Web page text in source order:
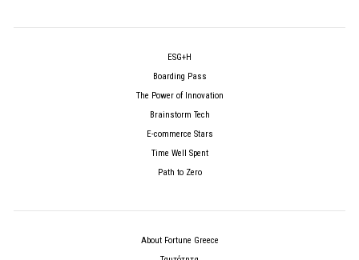
ESG+H
Boarding Pass
The Power of Innovation
Brainstorm Tech
E-commerce Stars
Time Well Spent
Path to Zero
About Fortune Greece